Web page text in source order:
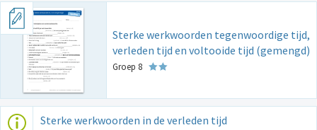
Sterke werkwoorden tegenwoordige tijd,
verleden tijd en voltooide tijd (gemengd)
Groep 8
Sterke werkwoorden in de verleden tijd